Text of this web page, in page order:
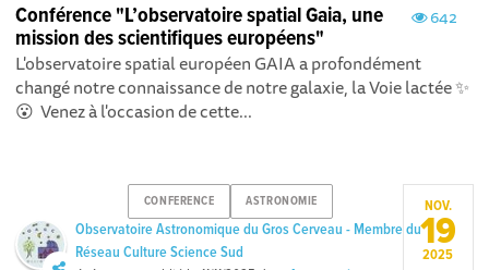
642
Conférence "L’observatoire spatial Gaia, une
mission des scientifiques européens"
L'observatoire spatial européen GAIA a profondément
changé notre connaissance de notre galaxie, la Voie lactée ✨
😮 Venez à l'occasion de cette...
CONFERENCE ASTRONOMIE
Observatoire Astronomique du Gros Cerveau - Membre du
Réseau Culture Science Sud
NOV.
19
2025